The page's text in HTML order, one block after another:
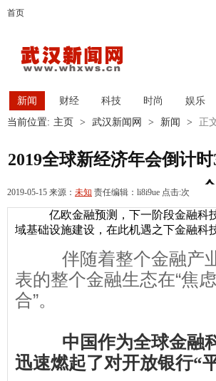
首页
新闻 财经 科技 时尚 娱乐
当前位置: 主页 > 武汉新闻网 > 新闻 > 正
2019全球新经济年会倒计
2019-05-15 来源： 未知 责任编辑：li8i9ue 点击:次
亿欧金融预测，下一阶段金融科
域基础设施建设，在此机遇之下金融科
伴随着整个金融产
表的整个金融生态在“焦
合”。
中国作为全球金融
迅速燃起了对开放银行“